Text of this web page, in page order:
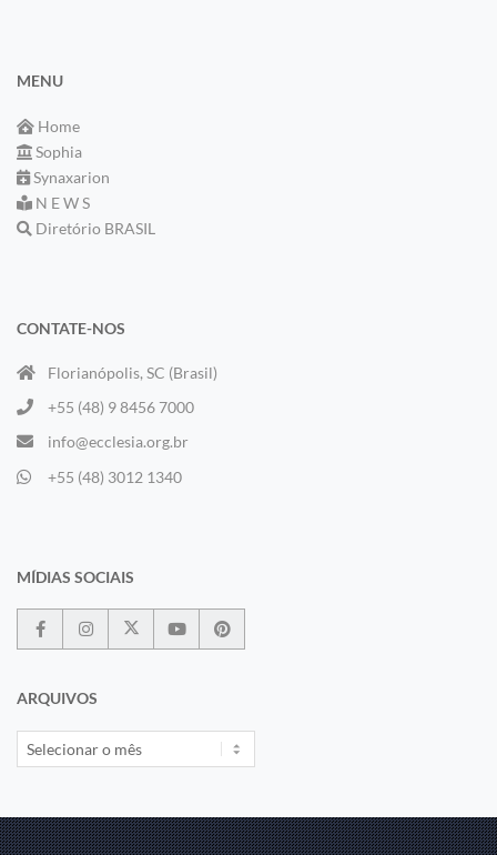
MENU
Home
Sophia
Synaxarion
N E W S
Diretório BRASIL
CONTATE-NOS
Florianópolis, SC (Brasil)
+55 (48) 9 8456 7000
info@ecclesia.org.br
+55 (48) 3012 1340
MÍDIAS SOCIAIS
ARQUIVOS